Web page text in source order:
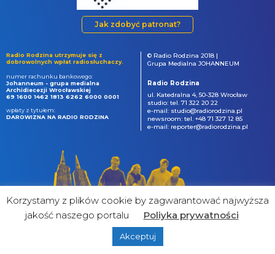
Jak zdobyć patronat?
Radio Rodzina utrzymuje się z
dobrowolnych wpłat radiosłuchaczy.
numer rachunku bankowego:
Johanneum - grupa medialna
Archidiecezji Wrocławskiej
69 1600 1462 1813 6262 6000 0001
wpłaty z tytułem:
DAROWIZNA NA RADIO RODZINA
© Radio Rodzina 2018 |
Grupa Medialna JOHANNEUM
Radio Rodzina
ul. Katedralna 4, 50-328 Wrocław
studio: tel. 71 322 20 22
e-mail: studio@radiorodzina.pl
newsroom: tel. +48 71 327 12 85
e-mail: reporter@radiorodzina.pl
&
Korzystamy z plików cookie by zagwarantować najwyższa
jakość naszego portalu
Poliyka prywatności
Akceptuj